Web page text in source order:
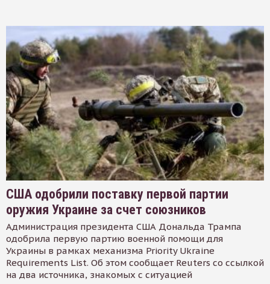
США одобрили поставку первой партии
оружия Украине за счет союзников
Администрация президента США Дональда Трампа
одобрила первую партию военной помощи для
Украины в рамках механизма Priority Ukraine
Requirements List. Об этом сообщает Reuters со ссылкой
на два источника, знакомых с ситуацией